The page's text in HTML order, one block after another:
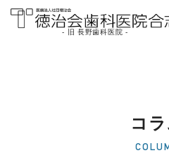
医院]｜熊本県合
- 旧 長野歯科医院 -
コ